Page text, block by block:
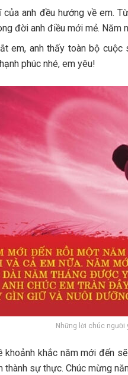
anh đều hướng về em.
đời anh điều mới mẻ. Năm
em, anh thấy toàn bộ
phúc nhé, em yêu!
Những lời chúc người
khoảnh khắc năm mới đến
thành sự thực. Chúc mừng